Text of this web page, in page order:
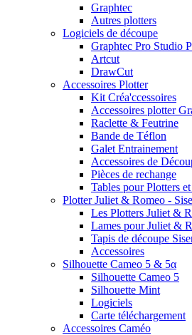
Graphtec
Autres plotters
Logiciels de découpe
Graphtec Pro Studio
Artcut
DrawCut
Accessoires Plotter
Kit Créa'ccessoires
Accessoires plotter
Raclette & Feutrine
Bande de Téflon
Galet Entrainement
Accessoires de
Pièces de rechange
Tables pour Plotters
Plotter Juliet & Romeo -
Les Plotters Juliet &
Lames pour Juliet &
Tapis de découpe
Accessoires
Silhouette Cameo 5 & 5α
Silhouette Cameo 5
Silhouette Mint
Logiciels
Carte téléchargement
Accessoires Caméo